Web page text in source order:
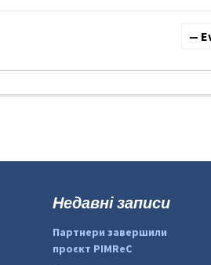
Недавні записи
Партнери завершили
проєкт PIMReC